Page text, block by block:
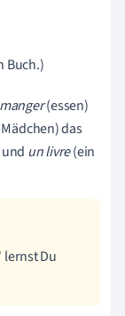
Buch.)
manger(essen)
das
un livre(ein
Du